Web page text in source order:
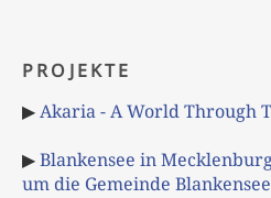
PROJEKTE
▶Akaria - A World Through
▶Blankensee in
um die Gemeinde